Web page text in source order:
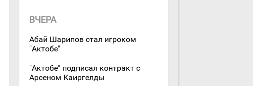
ВЧЕРА
Абай Шарипов стал игроком
"Актобе"
"Актобе" подписал контракт с
Арсеном Каиргелды